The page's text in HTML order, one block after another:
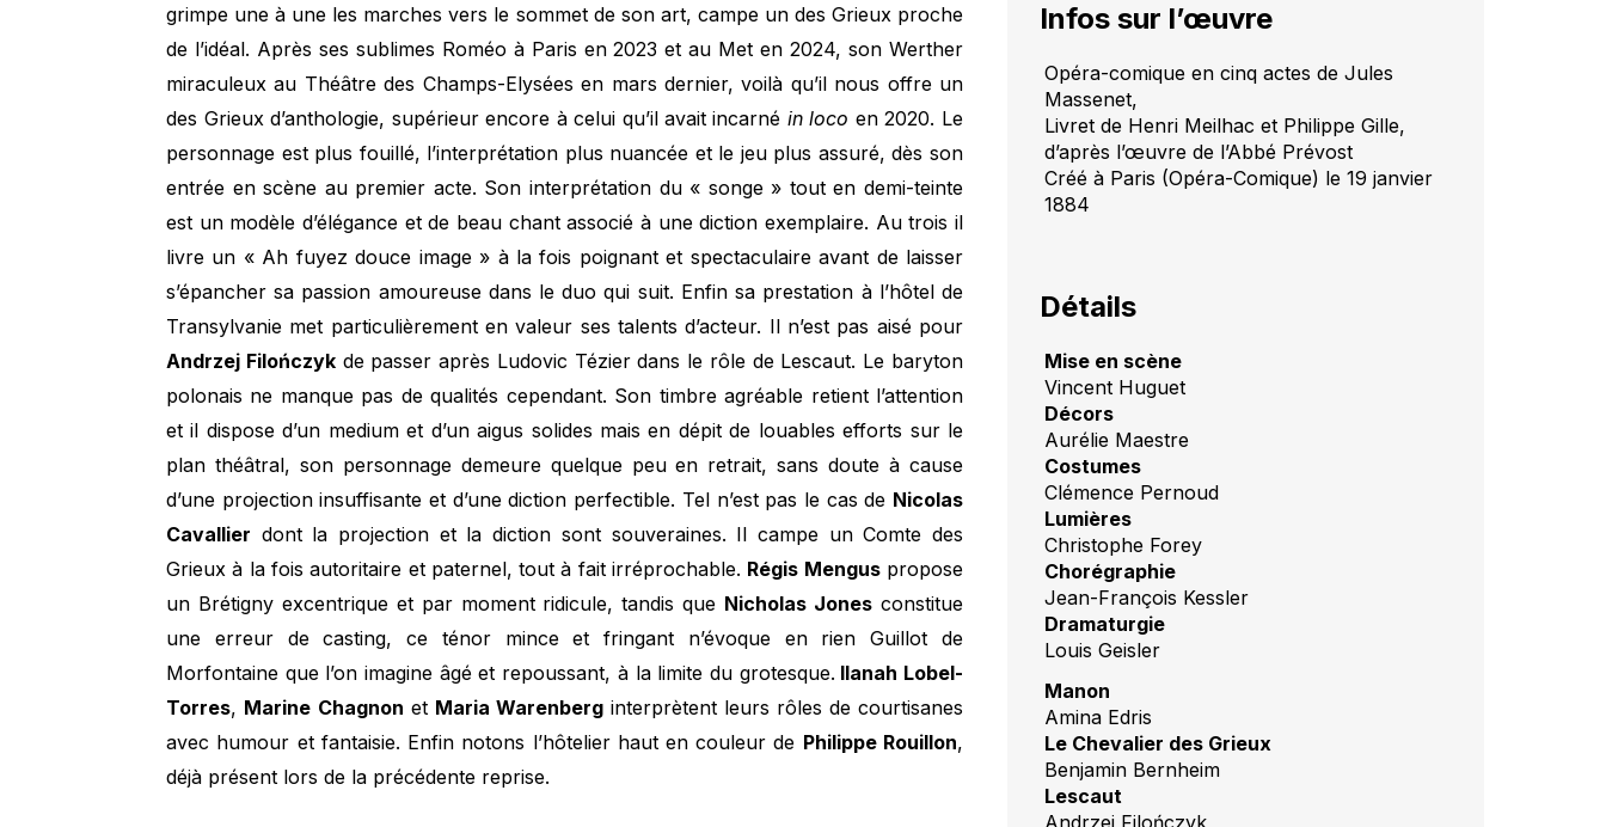
grimpe une à une les marches vers le sommet de son art, campe un des Grieux proche
de l’idéal. Après ses sublimes Roméo à Paris en 2023 et au Met en 2024, son Werther
miraculeux au Théâtre des Champs-Elysées en mars dernier, voilà qu’il nous offre un
des Grieux d’anthologie, supérieur encore à celui qu’il avait incarné in loco en 2020. Le
personnage est plus fouillé, l’interprétation plus nuancée et le jeu plus assuré, dès son
entrée en scène au premier acte. Son interprétation du « songe » tout en demi-teinte
est un modèle d’élégance et de beau chant associé à une diction exemplaire. Au trois il
livre un « Ah fuyez douce image » à la fois poignant et spectaculaire avant de laisser
s’épancher sa passion amoureuse dans le duo qui suit. Enfin sa prestation à l’hôtel de
Transylvanie met particulièrement en valeur ses talents d’acteur. Il n’est pas aisé pour
Andrzej Filończykde passer après Ludovic Tézier dans le rôle de Lescaut. Le baryton
polonais ne manque pas de qualités cependant. Son timbre agréable retient l’attention
et il dispose d’un medium et d’un aigus solides mais en dépit de louables efforts sur le
plan théâtral, son personnage demeure quelque peu en retrait, sans doute à cause
d’une projection insuffisante et d’une diction perfectible. Tel n’est pas le cas de Nicolas
Cavallier dont la projection et la diction sont souveraines. Il campe un Comte des
Grieux à la fois autoritaire et paternel, tout à fait irréprochable. Régis Menguspropose
un Brétigny excentrique et par moment ridicule, tandis que Nicholas Jones constitue
une erreur de casting, ce ténor mince et fringant n’évoque en rien Guillot de
Morfontaine que l’on imagine âgé et repoussant, à la limite du grotesque. Ilanah Lobel-
Torres, Marine Chagnon et Maria Warenberg interprètent leurs rôles de courtisanes
avec humour et fantaisie. Enfin notons l’hôtelier haut en couleur de Philippe Rouillon,
déjà présent lors de la précédente reprise.
Infos sur l’œuvre
Opéra-comique en cinq actes de Jules
Massenet,
Livret de Henri Meilhac et Philippe Gille,
d’après l’œuvre de l’Abbé Prévost
Créé à Paris (Opéra-Comique) le 19 janvier
1884
Détails
Mise en scène
Vincent Huguet
Décors
Aurélie Maestre
Costumes
Clémence Pernoud
Lumières
Christophe Forey
Chorégraphie
Jean-François Kessler
Dramaturgie
Louis Geisler
Manon
Amina Edris
Le Chevalier des Grieux
Benjamin Bernheim
Lescaut
Andrzej Filończyk